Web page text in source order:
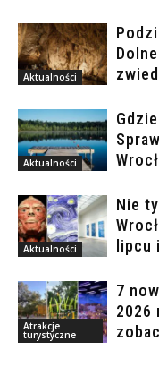
Aktualności
Aktualności
Aktualności
Nie
lipcu
Atrakcje
turystyczne
7
2026